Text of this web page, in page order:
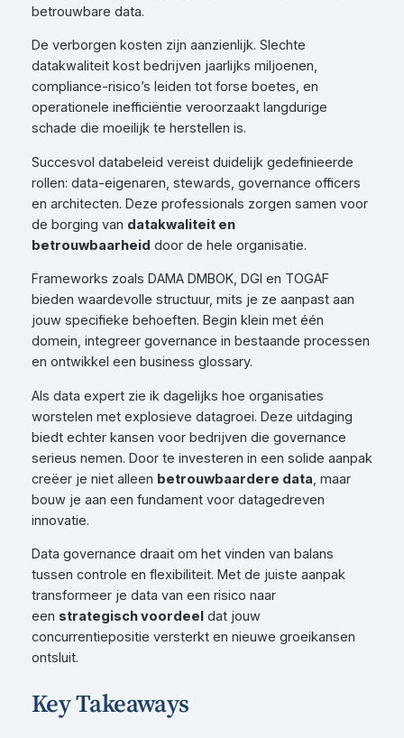
betrouwbare data.
De verborgen kosten zijn aanzienlijk. Slechte
datakwaliteit kost bedrijven jaarlijks miljoenen,
compliance-risico’s leiden tot forse boetes, en
operationele inefficiëntie veroorzaakt langdurige
schade die moeilijk te herstellen is.
Succesvol databeleid vereist duidelijk gedefinieerde
rollen: data-eigenaren, stewards, governance officers
en architecten. Deze professionals zorgen samen voor
de borging van datakwaliteit en
betrouwbaarheid door de hele organisatie.
Frameworks zoals DAMA DMBOK, DGI en TOGAF
bieden waardevolle structuur, mits je ze aanpast aan
jouw specifieke behoeften. Begin klein met één
domein, integreer governance in bestaande processen
en ontwikkel een business glossary.
Als data expert zie ik dagelijks hoe organisaties
worstelen met explosieve datagroei. Deze uitdaging
biedt echter kansen voor bedrijven die governance
serieus nemen. Door te investeren in een solide aanpak
creëer je niet alleen betrouwbaardere data, maar
bouw je aan een fundament voor datagedreven
innovatie.
Data governance draait om het vinden van balans
tussen controle en flexibiliteit. Met de juiste aanpak
transformeer je data van een risico naar
een strategisch voordeeldat jouw
concurrentiepositie versterkt en nieuwe groeikansen
ontsluit.
Key Takeaways